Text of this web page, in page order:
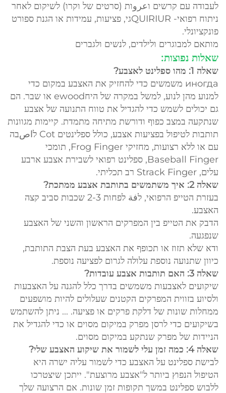
לעבודה עם קרשים וعروות (סרטים של וקרו) לשיקום לאחר
ניתוח רפואי- QUIRIURגי, פציעות, עמידות או הגנת ספורט
פונקציונלי.
מותאם למבוגרים ולילדים, לנשים ולגברים
שאלות נפוצות:
שאלה 1: מהו ספלינט לאצבע?
иногда משמשים כדי להחזיק את האצבע במקום כדי
למנוע מהן לנוע, למשל במקרה של היחewood או שבר. הם
גם יכולים לשמש כדי להגדיל את טווח התנועה של אצבע
שנתקעה במצב כפוף ודורשת מתיחה מתמדת. קיימות מגוונות
תותבות לטיפול בפציעות אצבע, כולל
ספלינטים Cot לاصבה
עם או ללא רצועות, מחזיקי Frog Finger, תומכי
Baseball Finger, ספלינט רפואי לשבירת אצבע ארבע
עלים, Strack Finger רב תכליתי.
שאלה 2: איך משתמשים בתותבת אצבע ממתכת?
בעזרת הטייפ הרפואי, לفة לפחות 2-3 שכבות סביב קצה
האצבע.
הדבק את הטייפ בין המפרקים הראשון והשני של האצבע
שנפגעה.
ודא שלא תזוז או תכופף את האצבע בעת הצבת התותבת,
כיוון שתנועה נוספת עלולה לגרום לפציעה נוספת.
שאלה 3: האם תותבות אצבע עובדות?
שיקועים לאצבעות משמשים בדרך כלל להגנה על האצבעות
ולסיוע בזווית המפרקים הקטנים שעלולים להיות מושפעים
ממחלות שונות של דלקת פרקים או פציעה. ... ניתן להשתמש
בשיקועים כדי לרסן מפרק במיקום מסוים או כדי להגדיל את
הניידות של מפרק שנתקע במיקום מסוים.
שאלה 4: כמה זמן עלי לשמור את שיקוע האצבע שלי?
לבישת ספלינט על האצבע כדי לשמור עליה ישרה היא
הטיפול הנפוץ ביותר ל"אצבע מרוצעת". ייתכן שיצטרכו
ללבוש ספלינט במשך תקופות זמן שונות. אם הרצועה שלך